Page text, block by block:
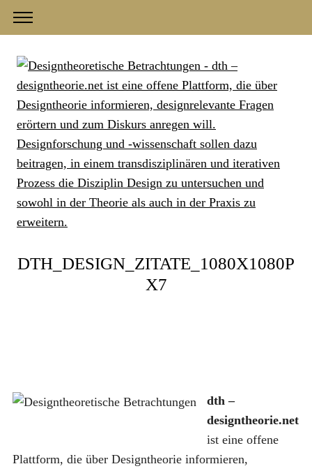
DTH_DESIGN_ZITATE_1080X1080P
X7
dth –
designtheorie.net
ist eine offene
Plattform, die über Designtheorie informieren,
S
h